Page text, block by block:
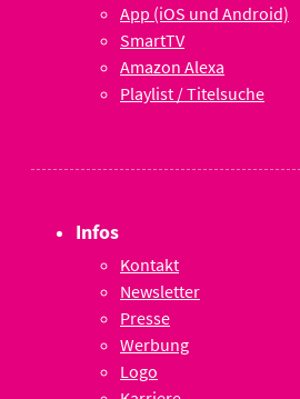
App (iOS und Android)
SmartTV
Amazon Alexa
Playlist / Titelsuche
Infos
Kontakt
Newsletter
Presse
Werbung
Logo